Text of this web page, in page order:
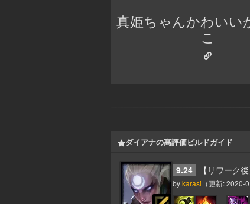
真姫ちゃんかわいい
こ
ダイアナの高評価ビルドガイド
9.24 【リワーク
bykarasi （更新:2020-